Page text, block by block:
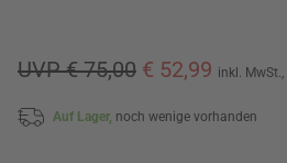
UVP € 75,00 € 52,99 inkl. MwSt.,
Auf Lager, noch wenige vorhanden